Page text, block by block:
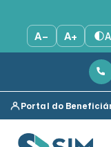
A−
A+
Portal do